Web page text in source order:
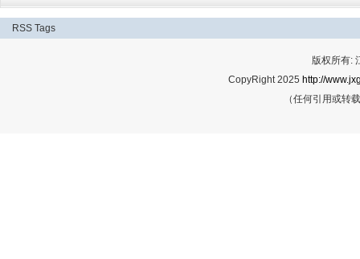
RSS Tags
版权所有:
CopyRight 2025 http://
（任何引用或转